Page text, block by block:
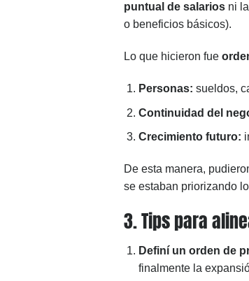
puntual de salarios ni
o beneficios básicos).
Lo que hicieron fue
Personas: sueldos,
Continuidad del
Crecimiento futuro:
De esta manera,
se estaban priorizando
3. Tips para
Definí un orden de
finalmente la